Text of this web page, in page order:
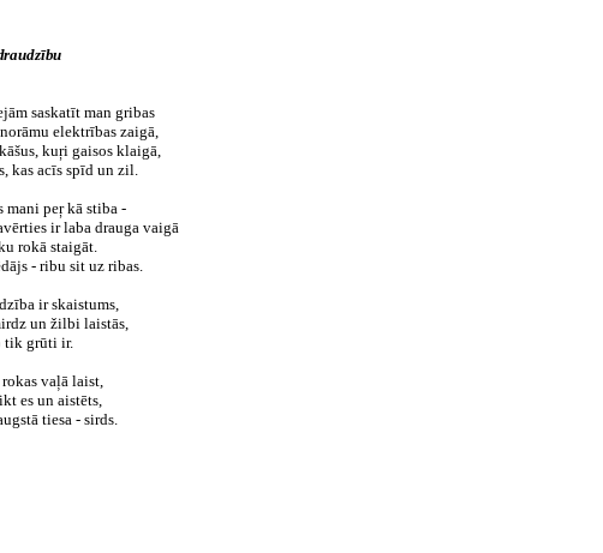
saskatīt man gribas
elektrības zaigā,
kuŗi gaisos klaigā,
kas acīs spīd un zil.
mani peŗ kā stiba -
ir laba drauga vaigā
rokā staigāt.
- ribu sit uz ribas.
ir skaistums,
un žilbi laistās,
tik grūti ir.
vaļā laist,
es un aistēts,
tiesa - sirds.